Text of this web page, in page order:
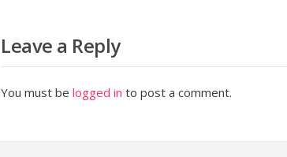
Leave a Reply
You must be logged in to post a comment.